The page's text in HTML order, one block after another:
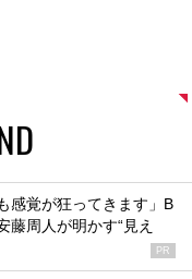
感覚が狂ってきます」B
藤周人が明かす“見え
PR